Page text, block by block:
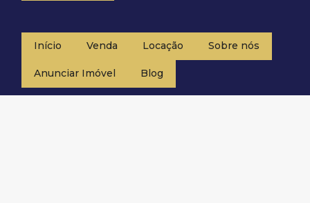
Início Venda Locação Sobre nós
Anunciar Imóvel Blog